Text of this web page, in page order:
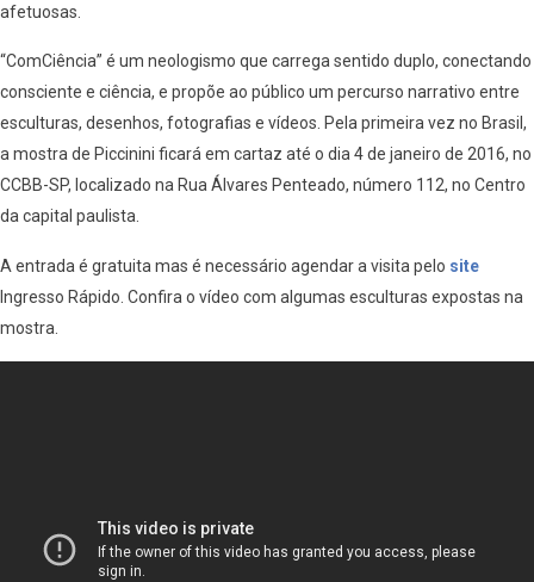
afetuosas.
“ComCiência” é um neologismo que carrega sentido duplo, conectando
consciente e ciência, e propõe ao público um percurso narrativo entre
esculturas, desenhos, fotografias e vídeos. Pela primeira vez no Brasil,
a mostra de Piccinini ficará em cartaz até o dia 4 de janeiro de 2016, no
CCBB-SP, localizado na Rua Álvares Penteado, número 112, no Centro
da capital paulista.
A entrada é gratuita mas é necessário agendar a visita pelo site
Ingresso Rápido. Confira o vídeo com algumas esculturas expostas na
mostra.